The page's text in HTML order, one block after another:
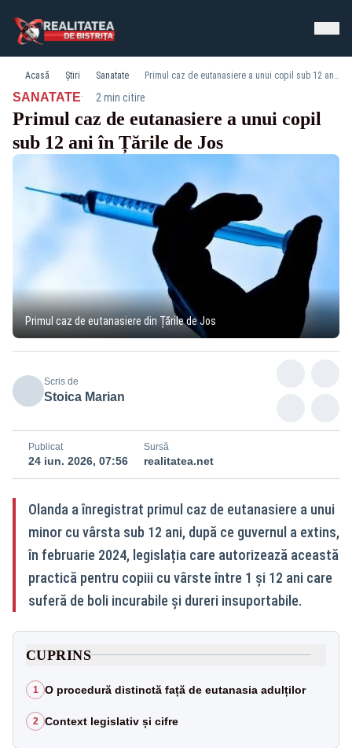
Acasă Știri Sanatate Primul caz de eutanasiere a unui copil sub 12 ani în Țările de Jos
SANATATE· 2 min citire
Primul caz de eutanasiere a unui copil
sub 12 ani în Țările de Jos
Primul caz de eutanasiere din Țările de Jos
Scris de
Stoica Marian
Publicat
24 iun. 2026, 07:56
Sursă
realitatea.net
Olanda a înregistrat primul caz de eutanasiere a unui
minor cu vârsta sub 12 ani, după ce guvernul a extins,
în februarie 2024, legislația care autorizează această
practică pentru copiii cu vârste între 1 și 12 ani care
suferă de boli incurabile și dureri insuportabile.
CUPRINS
1 O procedură distinctă față de eutanasia adulților
2 Context legislativ și cifre